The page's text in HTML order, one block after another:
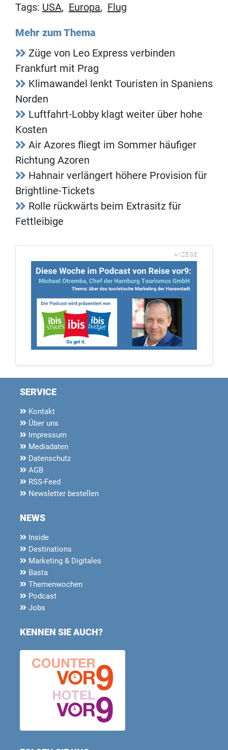
Tags: USA, Europa, Flug
Mehr zum Thema
Züge von Leo Express verbinden
Frankfurt mit Prag
Klimawandel lenkt Touristen in Spaniens
Norden
Luftfahrt-Lobby klagt weiter über hohe
Kosten
Air Azores fliegt im Sommer häufiger
Richtung Azoren
Hahnair verlängert höhere Provision für
Brightline-Tickets
Rolle rückwärts beim Extrasitz für
Fettleibige
ANZEIGE
SERVICE
Kontakt
Über uns
Impressum
Mediadaten
Datenschutz
AGB
RSS-Feed
Newsletter bestellen
NEWS
Inside
Destinations
Marketing & Digitales
Basta
Themenwochen
Podcast
Jobs
KENNEN SIE AUCH?